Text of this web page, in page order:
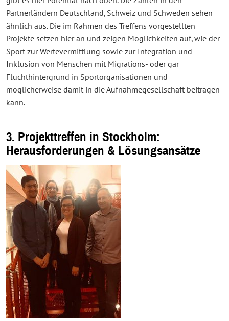
Partnerländern Deutschland, Schweiz und Schweden sehen
ähnlich aus. Die im Rahmen des Treffens vorgestellten
Projekte setzen hier an und zeigen Möglichkeiten auf, wie der
Sport zur Wertevermittlung sowie zur Integration und
Inklusion von Menschen mit Migrations- oder gar
Fluchthintergrund in Sportorganisationen und
möglicherweise damit in die Aufnahmegesellschaft beitragen
kann.
3. Projekttreffen in Stockholm:
Herausforderungen & Lösungsansätze